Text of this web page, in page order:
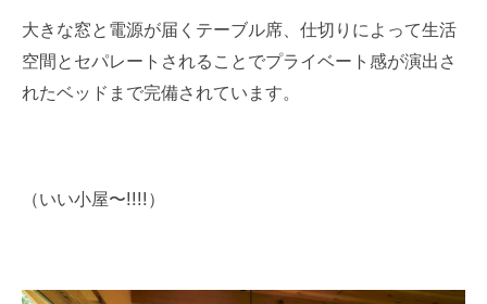
大きな窓と電源が届くテーブル席、仕切りによって生活
空間とセパレートされることでプライベート感が演出さ
れたベッドまで完備されています。
（いい小屋〜!!!!）